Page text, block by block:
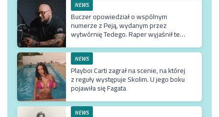
NEWS
Buczer opowiedział o wspólnym
numerze z Peją, wydanym przez
wytwórnię Tedego. Raper wyjaśnił też
kanału Wielkie Joł
NEWS
Playboi Carti zagrał na scenie, na której
z reguły występuje Skolim. U jego boku
pojawiła się Fagata
NEWS